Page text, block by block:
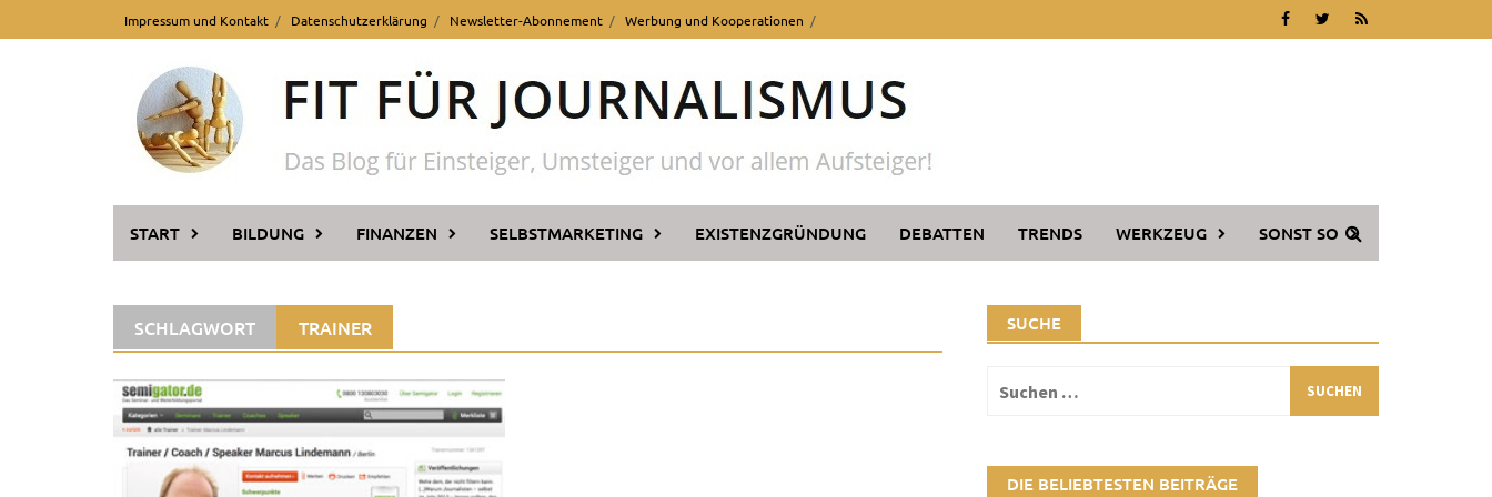
to
Impressum und Kontakt Datenschutzerklärung Newsletter-Abonnement Werbung und Kooperationen
START BILDUNG FINANZEN SELBSTMARKETING EXISTENZGRÜNDUNG DEBATTEN TRENDS WERKZEUG SONST SO
SCHLAGWORT TRAINER SUCHE
nach:
DIE BELIEBTESTEN BEITRÄGE